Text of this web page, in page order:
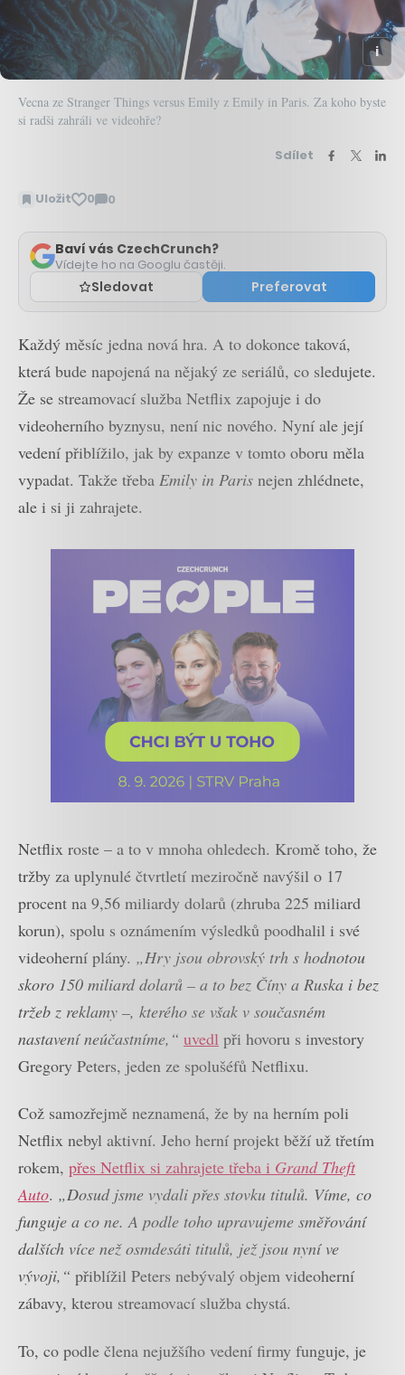
Vecna ze Stranger Things versus Emily z Emily in Paris. Za koho byste
si radši zahráli ve videohře?
Sdílet
Uložit 0 0
Zobrazit
Baví vás CzechCrunch?
Vídejte ho na Googlu častěji.
Sledovat Preferovat
Každý měsíc jedna nová hra. A to dokonce taková,
která bude napojená na nějaký ze seriálů, co sledujete.
Že se streamovací služba Netflix zapojuje i do
videoherního byznysu, není nic nového. Nyní ale její
vedení přiblížilo, jak by expanze v tomto oboru měla
vypadat. Takže třeba Emily in Paris nejen zhlédnete,
ale i si ji zahrajete.
Netflix roste – a to v mnoha ohledech. Kromě toho, že
tržby za uplynulé čtvrtletí meziročně navýšil o 17
procent na 9,56 miliardy dolarů (zhruba 225 miliard
korun), spolu s oznámením výsledků poodhalil i své
videoherní plány. „Hry jsou obrovský trh s hodnotou
skoro 150 miliard dolarů – a to bez Číny a Ruska i bez
tržeb z reklamy –, kterého se však v současném
nastavení neúčastníme,“ uvedl při hovoru s investory
Gregory Peters, jeden ze spolušéfů Netflixu.
Což samozřejmě neznamená, že by na herním poli
Netflix nebyl aktivní. Jeho herní projekt běží už třetím
rokem, přes Netflix si zahrajete třeba i Grand Theft
Auto. „Dosud jsme vydali přes stovku titulů. Víme, co
funguje a co ne. A podle toho upravujeme směřování
dalších více než osmdesáti titulů, jež jsou nyní ve
vývoji,“ přiblížil Peters nebývalý objem videoherní
zábavy, kterou streamovací služba chystá.
To, co podle člena nejužšího vedení firmy funguje, je